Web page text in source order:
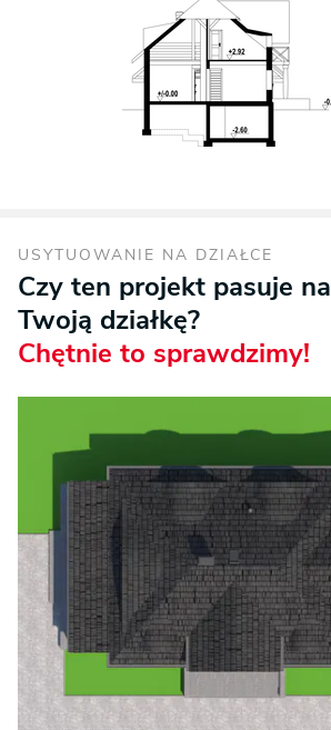
USYTUOWANIE NA DZIAŁCE
Czy ten projekt pasuje na
Twoją działkę?
Chętnie to sprawdzimy!